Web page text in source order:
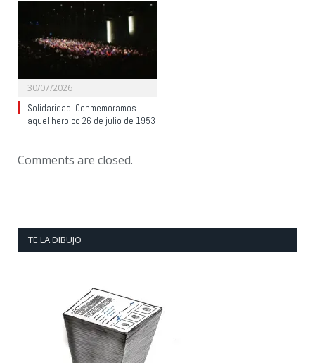
30/07/2026
Solidaridad: Conmemoramos
aquel heroico 26 de julio de 1953
Comments are closed.
TE LA DIBUJO